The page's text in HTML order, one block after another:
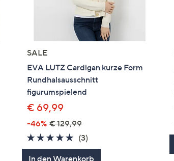
SALE
EVA LUTZ Cardigan kurze Form
Rundhalsausschnitt
figurumspielend
€ 69,99
-46% € 129,99
5.0
von
(3)
Bewertungen
In den Warenkorb